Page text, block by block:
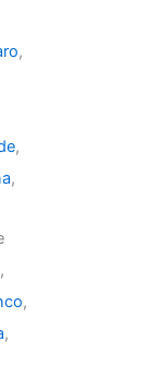
,
,
,
,
,
,